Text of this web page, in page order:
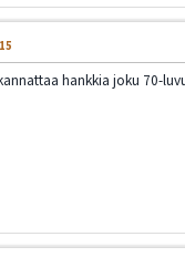
hankkia joku 70-